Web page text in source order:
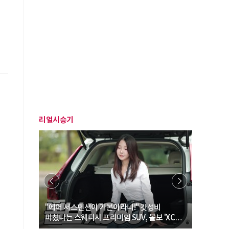
리얼시승기
"에어 서스펜션이 기본이라니!" 갓성비
미쳤다는 스웨디시 프리미엄 SUV, 볼보 'XC60